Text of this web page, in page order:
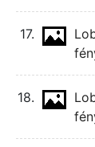
17.
18.